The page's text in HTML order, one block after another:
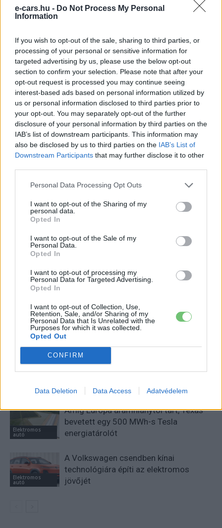
e-cars.hu - Do Not Process My Personal
Information
If you wish to opt-out of the sale, sharing to third parties, or
processing of your personal or sensitive information for
targeted advertising by us, please use the below opt-out
section to confirm your selection. Please note that after your
opt-out request is processed you may continue seeing
interest-based ads based on personal information utilized by
us or personal information disclosed to third parties prior to
your opt-out. You may separately opt-out of the further
disclosure of your personal information by third parties on the
IAB’s list of downstream participants. This information may
also be disclosed by us to third parties on the IAB’s List of
Downstream Participants that may further disclose it to other
Personal Data Processing Opt Outs
I want to opt-out of the Sharing of my
personal data.
Opted In
I want to opt-out of the Sale of my
Personal Data.
Opted In
I want to opt-out of processing my
Personal Data for Targeted Advertising.
Opted In
I want to opt-out of Collection, Use,
Retention, Sale, and/or Sharing of my
Personal Data that Is Unrelated with the
Purposes for which it was collected.
Opted Out
CONFIRM
Data Deletion Data Access Adatvédelem
tartalmakért!
›
CÍMKÉK e-mobilitás Elektromobilitás
Elektromos autó
Giga Sanghaj
Gyártási rekord Tesla
Tesla Model 3
Tesla Model Y
Főállásban Informatikus kocka, de lelkében elkötelezett gamer,
KAPCSOLÓDÓ CIKKEK
Porsche új vezére: jön az elektromos
718, és marad a Taycan is
Elektromos
autó
Amíg Európa áramhiánytól tart, Texas
bevetett egy 500 MWh-s Tesla
energiatárolót
Elektromos
autó
A Volkswagen csendben kínai
technológiára építi az elektromos
jövőjét